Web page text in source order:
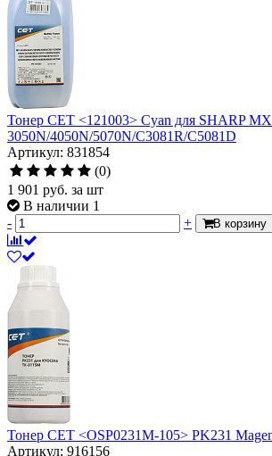
Тонер CET <121003> Cyan для SHARP
3050N/4050N/5070N/C3081R/C5081D
Артикул: 831854
(0)
1 901 руб. за шт
В наличии 1
-
+ В корзину
Тонер CET <OSP0231M-105> PK231
Артикул: 916156